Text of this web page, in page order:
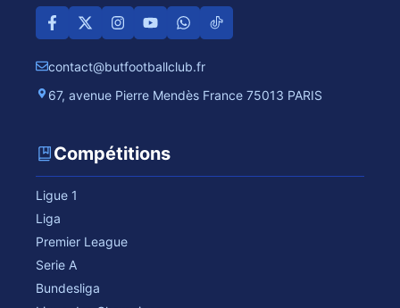
contact@butfootballclub.fr
67, avenue Pierre Mendès France 75013 PARIS
Compétitions
Ligue 1
Liga
Premier League
Serie A
Bundesliga